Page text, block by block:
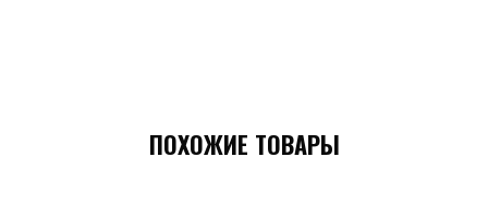
ПОХОЖИЕ ТОВАРЫ